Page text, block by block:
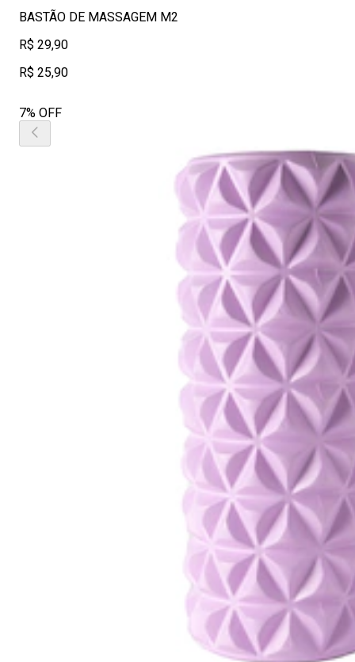
BASTÃO DE MASSAGEM M2
R$ 29,90
R$ 25,90
7% OFF